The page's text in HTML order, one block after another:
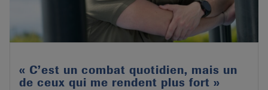
« C’est un combat quotidien, mais un
de ceux qui me rendent plus fort »